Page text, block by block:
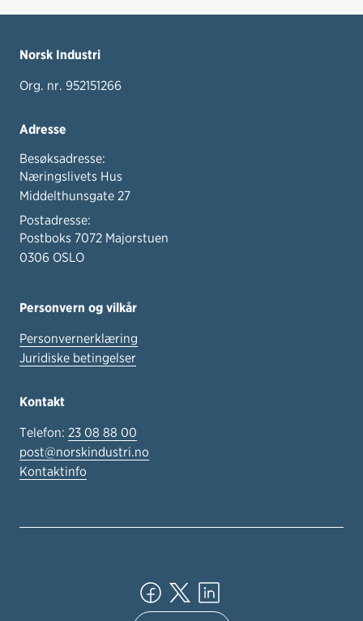
Norsk Industri
Org. nr. 952151266
Adresse
Besøksadresse:
Næringslivets Hus
Middelthunsgate 27
Postadresse:
Postboks 7072 Majorstuen
0306 OSLO
Personvern og vilkår
Personvernerklæring
Juridiske betingelser
Kontakt
Telefon: 23 08 88 00
post@norskindustri.no
Kontaktinfo